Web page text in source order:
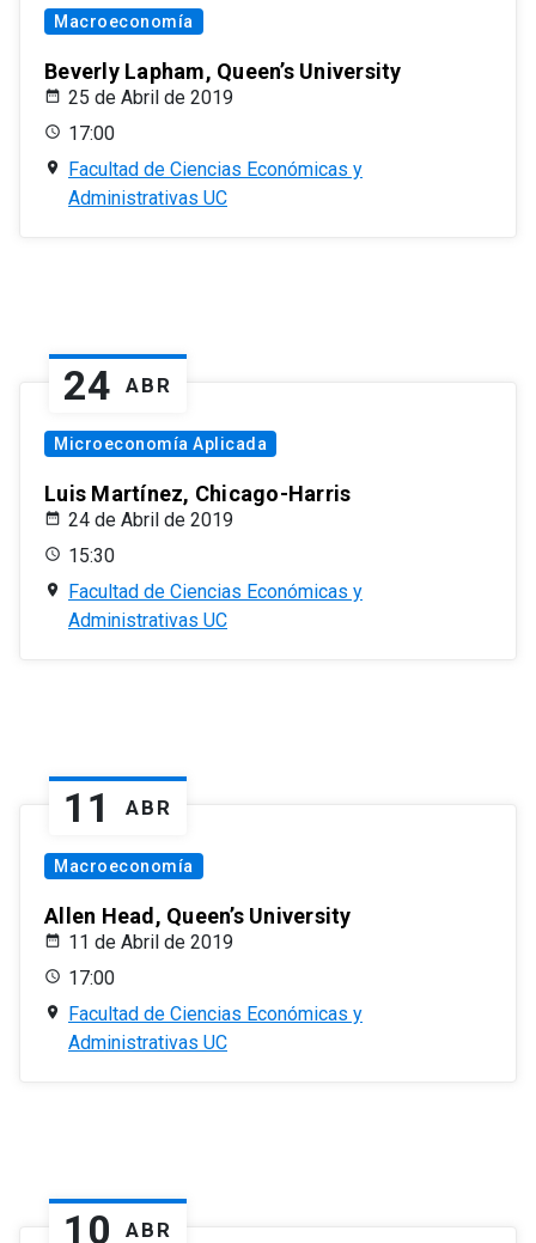
Macroeconomía
Beverly Lapham, Queen’s University
25 de Abril de 2019
17:00
Facultad de Ciencias Económicas y
Administrativas UC
24 ABR
Microeconomía Aplicada
Luis Martínez, Chicago-Harris
24 de Abril de 2019
15:30
Facultad de Ciencias Económicas y
Administrativas UC
11 ABR
Macroeconomía
Allen Head, Queen’s University
11 de Abril de 2019
17:00
Facultad de Ciencias Económicas y
Administrativas UC
10 ABR